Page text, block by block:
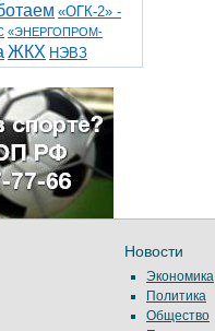
«ОГК-2» -
«ЭНЕРГОПРОМ-
ЖКХ НЭВЗ
выборы
космос
пожар роща
Новости
Экономика
Политика
Общество